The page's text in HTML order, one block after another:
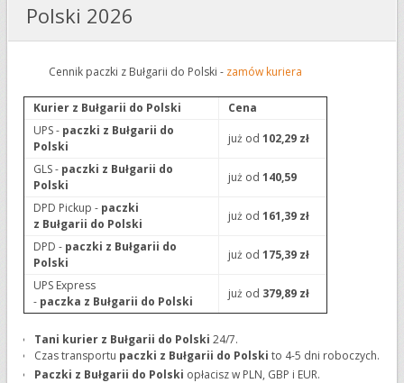
Polski 2026
Cennik paczki z Bułgarii do Polski - zamów kuriera
Kurier z Bułgarii do Polski
Cena
UPS - paczki z Bułgarii do
Polski
już od102,29 zł
GLS - paczki z Bułgarii do
Polski
już od140,59
DPD Pickup - paczki
z Bułgarii do Polski
już od161,39 zł
DPD - paczki z Bułgarii do
Polski
już od175,39 zł
UPS Express
- paczka z Bułgarii do Polski
już od 379,89 zł
Tani kurier z Bułgarii do Polski 24/7.
Czas transportu paczki z Bułgarii do Polski to 4-5 dni roboczych.
Paczki z Bułgarii do Polski opłacisz w PLN, GBP i EUR.